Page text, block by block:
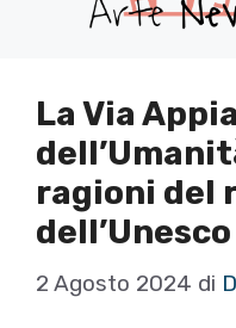
contenuto
La Via
ragioni del
dell’Unesco
2 Agosto 2024 di